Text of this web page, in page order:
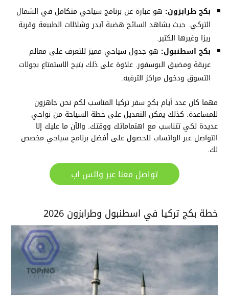
بكج طرابزون: هو عبارة عن برنامج سياحي متكامل في الشمال
التركي. حيث يشاهد السائح هضبة آيدر وشلالات الطبيعة وقرية
ريزا وغيرها الكثير.
بكج اسطنبول: هو جدول سياحي مميز للتعرف على معالم
عريقة ومضيق البوسفور. علاوة على ذلك يتيح الاستمتاع بجولات
التسوق ودخول مراكز الترفيه.
مهما كان عدد أيام بكج سفر تركيا المناسب لكم نحن جاهزون
للمساعدة. كذلك يمكن التعديل على خطة السياحة من نواحي
عديدة لكي تتناسب مع اهتماماتك ووقتك. والآن ما عليك إلا
التواصل عبر الواتساب للحصول على أفضل برنامج سياحي مخصص
لك.
تواصل معنا عبر واتس اب
خطة بكج تركيا في اسطنبول وطرابزون 2026